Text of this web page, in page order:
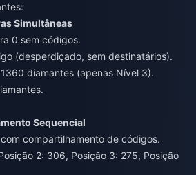
Simultâneas
0 sem códigos.
(desperdiçado, sem destinatários).
diamantes (apenas Nível 3).
Sequencial
compartilhamento de códigos.
2: 306, Posição 3: 275, Posição